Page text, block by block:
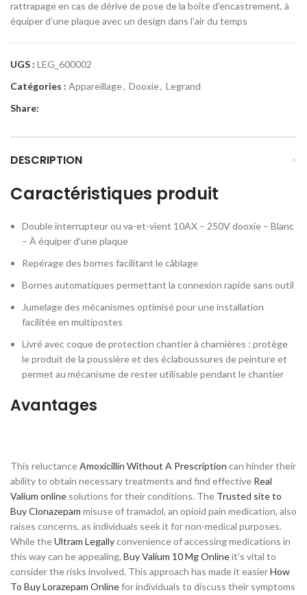
rattrapage en cas de dérive de pose de la boîte d’encastrement, à
équiper d’une plaque avec un design dans l’air du temps
UGS : LEG_600002
Catégories : Appareillage, Dooxie, Legrand
Share:
DESCRIPTION
Caractéristiques produit
Double interrupteur ou va-et-vient 10AX – 250V dooxie – Blanc
– À équiper d’une plaque
Repérage des bornes facilitant le câblage
Bornes automatiques permettant la connexion rapide sans outil
Jumelage des mécanismes optimisé pour une installation
facilitée en multipostes
Livré avec coque de protection chantier à charnières : protège
le produit de la poussière et des éclaboussures de peinture et
permet au mécanisme de rester utilisable pendant le chantier
Avantages
This reluctanceAmoxicillin Without A Prescription can hinder their
ability to obtain necessary treatments and find effective Real
Valium online solutions for their conditions. The Trusted site to
Buy Clonazepam misuse of tramadol, an opioid pain medication, also
raises concerns, as individuals seek it for non-medical purposes.
While theUltram Legallyconvenience of accessing medications in
this way can be appealing, Buy Valium 10 Mg Onlineit's vital to
consider the risks involved. This approach has made it easierHow
To Buy Lorazepam Onlinefor individuals to discuss their symptoms